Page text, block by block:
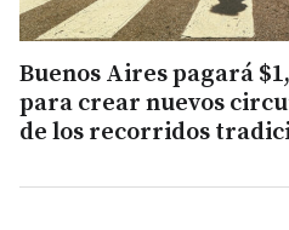
Buenos Aires pagará
para crear nuevos
de los recorridos